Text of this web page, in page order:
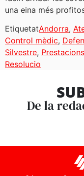
una eina més
EtiquetatAndorra,
Control mèdic,
Silvestre,
Resolucio
De la